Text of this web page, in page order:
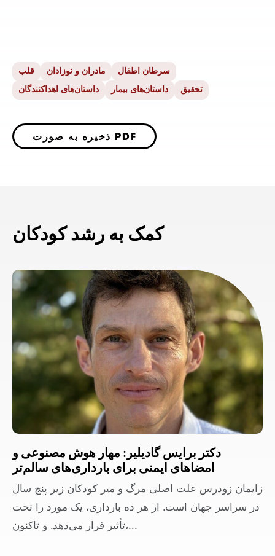
قلب مادران و نوزادان
سرطان اطفال
داستان‌های اهداکنندگان
داستان‌های بیمار تحقیق
ذخیره به صورت PDF
کمک به رشد کودکان
دکتر برایس گادیلیر: مهار هوش مصنوعی و
زایمان زودرس علت اصلی مرگ و میر کودکان زیر پنج سال
در سراسر جهان است. از هر ده بارداری، یک مورد را تحت
تأثیر قرار می‌دهد. و تاکنون،...